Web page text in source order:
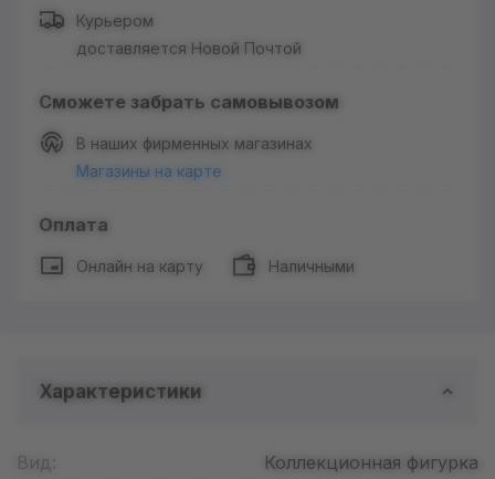
Курьером
доставляется Новой Почтой
Сможете забрать самовывозом
В наших фирменных магазинах
Магазины на карте
Оплата
Онлайн на карту Наличными
Характеристики
Вид: Коллекционная фигурка